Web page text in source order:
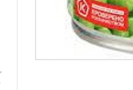
Александр П.